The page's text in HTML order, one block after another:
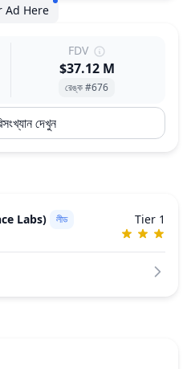
Ad Here
FDV
$37.12 M
রেঙ্ক #676
দেখুন
Labs)
লীড
Tier 1